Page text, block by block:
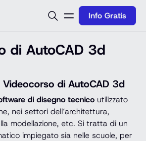
Info Gratis
di AutoCAD 3d
Videocorso di AutoCAD 3d
di disegno tecnico utilizzato
nei settori dell’architettura,
modellazione, etc. Si tratta di un
impiegato sia nelle scuole, per